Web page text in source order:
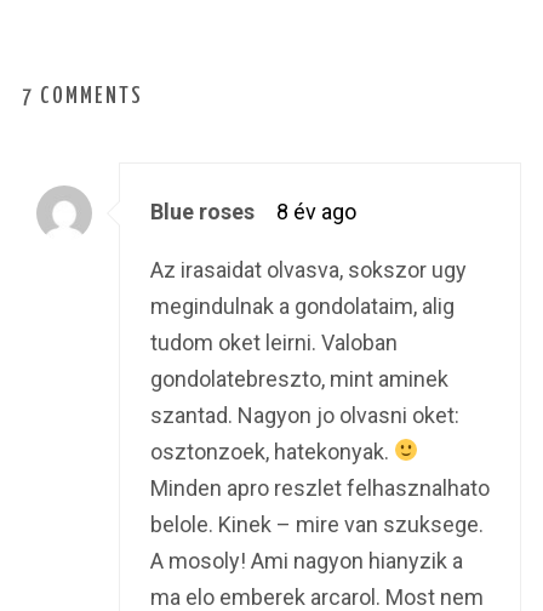
7 COMMENTS
Blue roses 8 év ago
Az irasaidat olvasva, sokszor ugy
megindulnak a gondolataim, alig
tudom oket leirni. Valoban
gondolatebreszto, mint aminek
szantad. Nagyon jo olvasni oket:
osztonzoek, hatekonyak.
Minden apro reszlet felhasznalhato
belole. Kinek – mire van szuksege.
A mosoly! Ami nagyon hianyzik a
ma elo emberek arcarol. Most nem